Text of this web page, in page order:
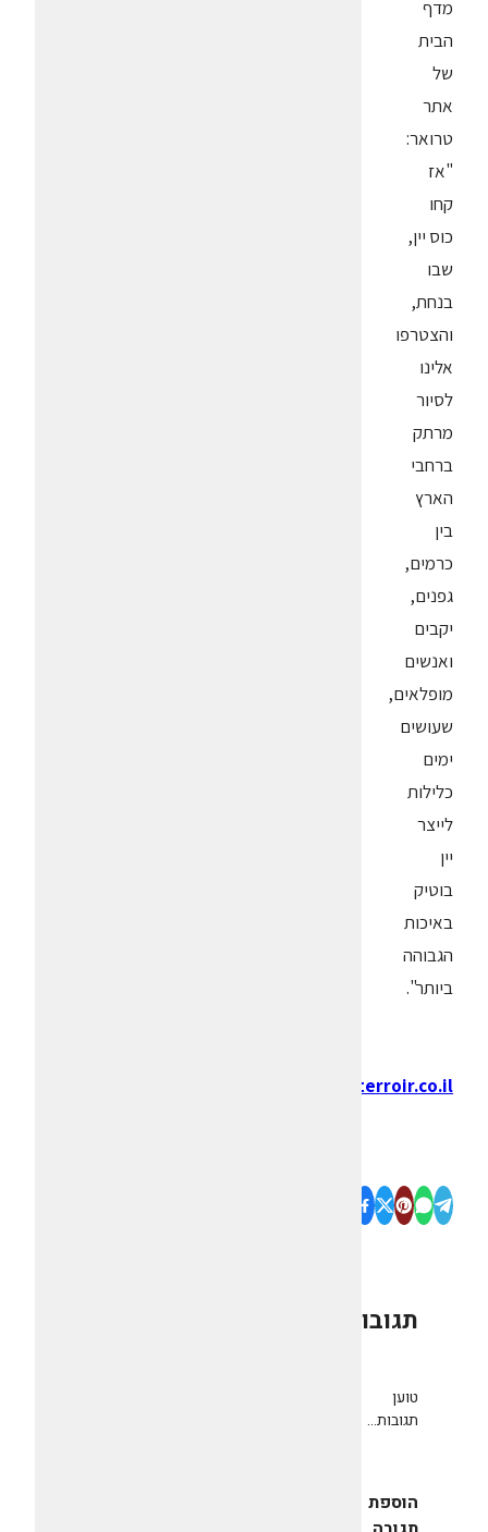
מדף
הבית
של
אתר
טרואר:
"אז
קחו
כוס יין,
שבו
בנחת,
והצטרפו
אלינו
לסיור
מרתק
ברחבי
הארץ
בין
כרמים,
גפנים,
יקבים
ואנשים
מופלאים,
שעושים
ימים
כלילות
לייצר
יין
בוטיק
באיכות
הגבוהה
ביותר".
www.terroir.co.il
תגובות
טוען
תגובות...
הוספת